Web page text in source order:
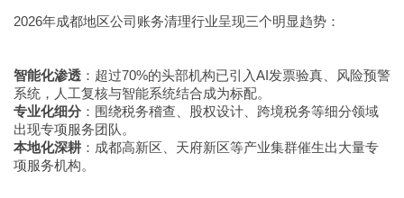
2026年成都地区公司账务清理行业呈现三个明显趋势：
智能化渗透 ：超过70%的头部机构已引入AI发票验真、风险预警
系统，人工复核与智能系统结合成为标配。
专业化细分 ：围绕税务稽查、股权设计、跨境税务等细分领域
出现专项服务团队。
本地化深耕 ：成都高新区、天府新区等产业集群催生出大量专
项服务机构。